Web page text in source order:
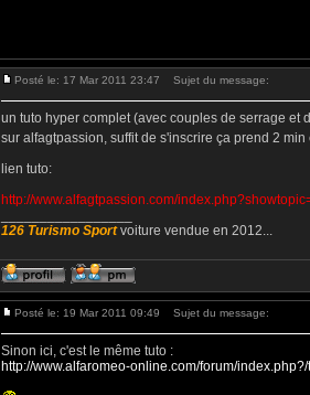
Posté le: 17 Mar 2011 23:47 Sujet du message:
un tuto hyper complet (avec couples de serrage et
sur alfagtpassion, suffit de s'inscrire ça prend 2
lien tuto:
http://www.alfagtpassion.com/
126 Turismo Sport voiture vendue en 2012...
Posté le: 19 Mar 2011 09:49 Sujet du message:
Sinon ici, c'est le même tuto :
http://www.alfaromeo-online.com/forum/